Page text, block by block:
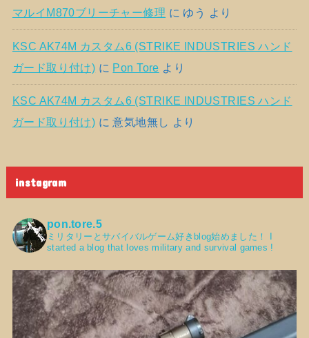
マルイM870ブリーチャー修理 に ゆう より
KSC AK74M カスタム6 (STRIKE INDUSTRIES ハンド
ガード取り付け) に Pon Tore より
KSC AK74M カスタム6 (STRIKE INDUSTRIES ハンド
ガード取り付け) に意気地無し より
instagram
pon.tore.5
ミリタリーとサバイバルゲーム好きblog始めました！
started a blog that loves military and survival games !